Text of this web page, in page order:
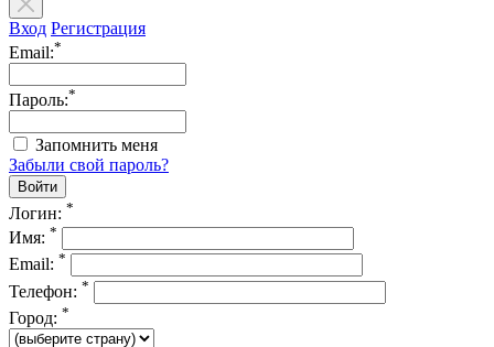
Вход Регистрация
Email:*
Пароль:*
Запомнить меня
Забыли свой пароль?
Логин: *
Имя: *
Email: *
Телефон: *
Город: *